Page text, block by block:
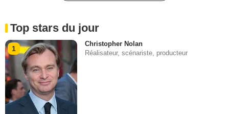
Top stars du jour
1
Christopher Nolan
Réalisateur, scénariste, producteur